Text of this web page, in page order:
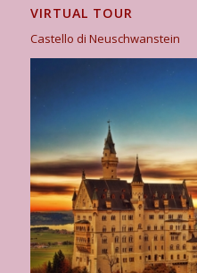
VIRTUAL TOUR
Castello di Neuschwanstein